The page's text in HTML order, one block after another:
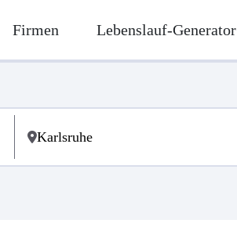
Firmen Lebenslauf-Generator